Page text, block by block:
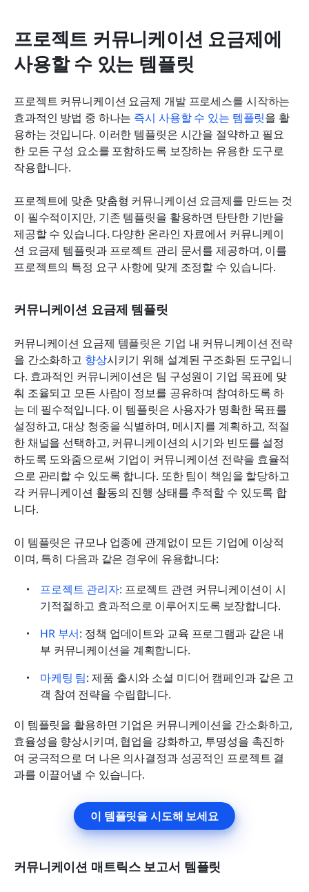
프로젝트 커뮤니케이션 요금제에
사용할 수 있는 템플릿
프로젝트 커뮤니케이션 요금제 개발 프로세스를 시작하는
효과적인 방법 중 하나는 즉시 사용할 수 있는 템플릿을 활
용하는 것입니다. 이러한 템플릿은 시간을 절약하고 필요
한 모든 구성 요소를 포함하도록 보장하는 유용한 도구로
작용합니다.
프로젝트에 맞춘 맞춤형 커뮤니케이션 요금제를 만드는 것
이 필수적이지만, 기존 템플릿을 활용하면 탄탄한 기반을
제공할 수 있습니다. 다양한 온라인 자료에서 커뮤니케이
션 요금제 템플릿과 프로젝트 관리 문서를 제공하며, 이를
프로젝트의 특정 요구 사항에 맞게 조정할 수 있습니다.
커뮤니케이션 요금제 템플릿
커뮤니케이션 요금제 템플릿은 기업 내 커뮤니케이션 전략
을 간소화하고 향상시키기 위해 설계된 구조화된 도구입니
다. 효과적인 커뮤니케이션은 팀 구성원이 기업 목표에 맞
춰 조율되고 모든 사람이 정보를 공유하며 참여하도록 하
는 데 필수적입니다. 이 템플릿은 사용자가 명확한 목표를
설정하고, 대상 청중을 식별하며, 메시지를 계획하고, 적절
한 채널을 선택하고, 커뮤니케이션의 시기와 빈도를 설정
하도록 도와줌으로써 기업이 커뮤니케이션 전략을 효율적
으로 관리할 수 있도록 합니다. 또한 팀이 책임을 할당하고
각 커뮤니케이션 활동의 진행 상태를 추적할 수 있도록 합
니다.
이 템플릿은 규모나 업종에 관계없이 모든 기업에 이상적
이며, 특히 다음과 같은 경우에 유용합니다:
프로젝트 관리자: 프로젝트 관련 커뮤니케이션이 시
기적절하고 효과적으로 이루어지도록 보장합니다.
HR 부서: 정책 업데이트와 교육 프로그램과 같은 내
부 커뮤니케이션을 계획합니다.
마케팅 팀: 제품 출시와 소셜 미디어 캠페인과 같은 고
객 참여 전략을 수립합니다.
이 템플릿을 활용하면 기업은 커뮤니케이션을 간소화하고,
효율성을 향상시키며, 협업을 강화하고, 투명성을 촉진하
여 궁극적으로 더 나은 의사결정과 성공적인 프로젝트 결
과를 이끌어낼 수 있습니다.
이 템플릿을 시도해 보세요
커뮤니케이션 매트릭스 보고서 템플릿